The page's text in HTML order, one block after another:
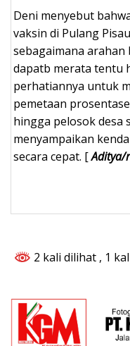
Deni menyebut
vaksin di Pulang
sebagaimana arahan
dapatb merata tentu
perhatiannya untuk
pemetaan
hingga pelosok desa
menyampaikan
secara cepat. [Aditya/
2 kali dilihat , 1